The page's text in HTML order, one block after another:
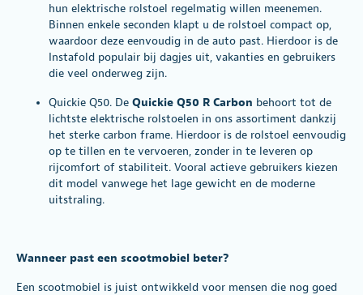
hun elektrische rolstoel regelmatig willen meenemen.
Binnen enkele seconden klapt u de rolstoel compact op,
waardoor deze eenvoudig in de auto past. Hierdoor is de
Instafold populair bij dagjes uit, vakanties en gebruikers
die veel onderweg zijn.
Quickie Q50. De Quickie Q50 R Carbon behoort tot de
lichtste elektrische rolstoelen in ons assortiment dankzij
het sterke carbon frame. Hierdoor is de rolstoel eenvoudig
op te tillen en te vervoeren, zonder in te leveren op
rijcomfort of stabiliteit. Vooral actieve gebruikers kiezen
dit model vanwege het lage gewicht en de moderne
uitstraling.
Wanneer past een scootmobiel beter?
Een scootmobiel is juist ontwikkeld voor mensen die nog goed